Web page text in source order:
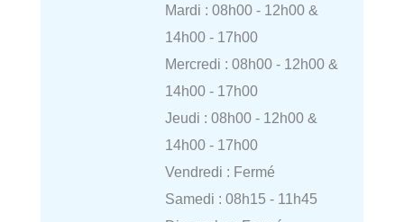
Mardi : 08h00 - 12h00 &
14h00 - 17h00
Mercredi : 08h00 - 12h00 &
14h00 - 17h00
Jeudi : 08h00 - 12h00 &
14h00 - 17h00
Vendredi : Fermé
Samedi : 08h15 - 11h45